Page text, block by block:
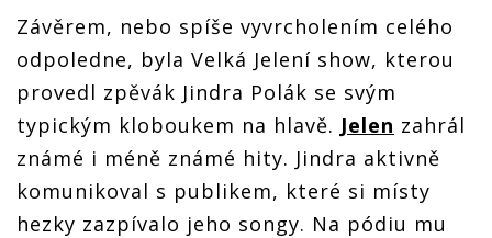
Závěrem, nebo spíše vyvrcholením celého
odpoledne, byla Velká Jelení show, kterou
provedl zpěvák Jindra Polák se svým
typickým kloboukem na hlavě. Jelen zahrál
známé i méně známé hity. Jindra aktivně
komunikoval s publikem, které si místy
hezky zazpívalo jeho songy. Na pódiu mu